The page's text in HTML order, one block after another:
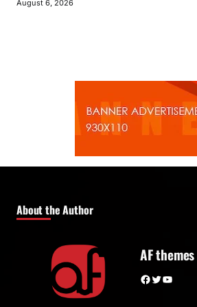
August 6, 2026
About the Author
AF themes
Facebook Twitter YouTube